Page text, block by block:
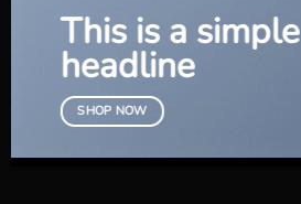
This is a simple
headline
SHOP NOW